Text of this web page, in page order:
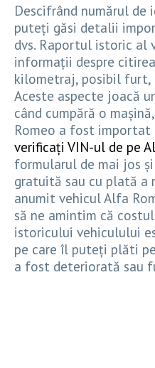
Descifrând numărul de
puteți găsi detalii
dvs. Raportul istoric al
informații despre
kilometraj, posibil furt,
Aceste aspecte joacă
când cumpără o
Romeo a fost
verificați VIN-ul de pe
formularul de mai jos
gratuită sau cu plată a
anumit vehicul Alfa
să ne amintim că
istoricului vehiculului
pe care îl puteți plăti
a fost deteriorată sau